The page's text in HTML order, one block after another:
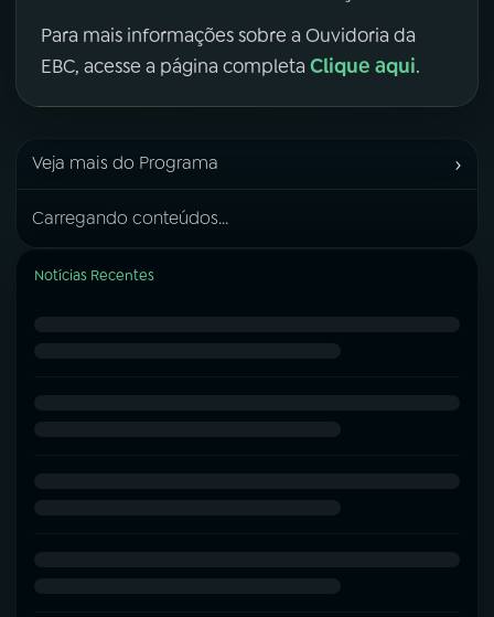
Para mais informações sobre a Ouvidoria da
EBC, acesse a página completa Clique aqui.
Veja mais do Programa ›
Carregando conteúdos...
Notícias Recentes